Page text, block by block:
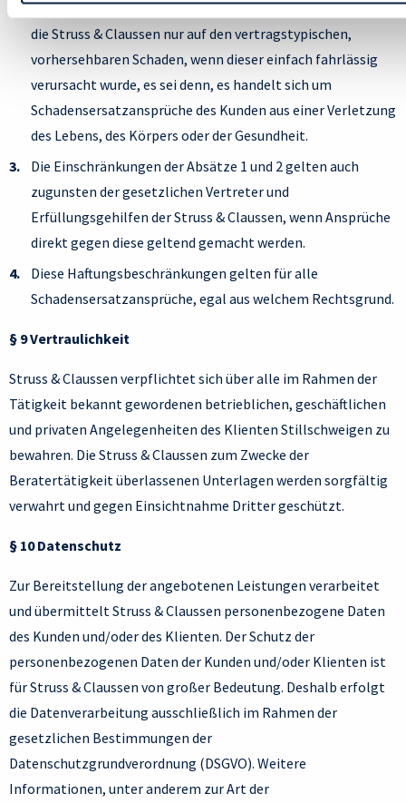
Bei der Verletzung wesentlicher Vertragspflichten haftet
die Struss & Claussen nur auf den vertragstypischen,
vorhersehbaren Schaden, wenn dieser einfach fahrlässig
verursacht wurde, es sei denn, es handelt sich um
Schadensersatzansprüche des Kunden aus einer Verletzung
des Lebens, des Körpers oder der Gesundheit.
Die Einschränkungen der Absätze 1 und 2 gelten auch
zugunsten der gesetzlichen Vertreter und
Erfüllungsgehilfen der Struss & Claussen, wenn Ansprüche
direkt gegen diese geltend gemacht werden.
Diese Haftungsbeschränkungen gelten für alle
Schadensersatzansprüche, egal aus welchem Rechtsgrund.
§ 9 Vertraulichkeit
Struss & Claussen verpflichtet sich über alle im Rahmen der
Tätigkeit bekannt gewordenen betrieblichen, geschäftlichen
und privaten Angelegenheiten des Klienten Stillschweigen zu
bewahren. Die Struss & Claussen zum Zwecke der
Beratertätigkeit überlassenen Unterlagen werden sorgfältig
verwahrt und gegen Einsichtnahme Dritter geschützt.
§ 10 Datenschutz
Zur Bereitstellung der angebotenen Leistungen verarbeitet
und übermittelt Struss & Claussen personenbezogene Daten
des Kunden und/oder des Klienten. Der Schutz der
personenbezogenen Daten der Kunden und/oder Klienten ist
für Struss & Claussen von großer Bedeutung. Deshalb erfolgt
die Datenverarbeitung ausschließlich im Rahmen der
gesetzlichen Bestimmungen der
Datenschutzgrundverordnung (DSGVO). Weitere
Informationen, unter anderem zur Art der